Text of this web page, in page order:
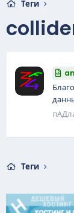
Теги
Теги